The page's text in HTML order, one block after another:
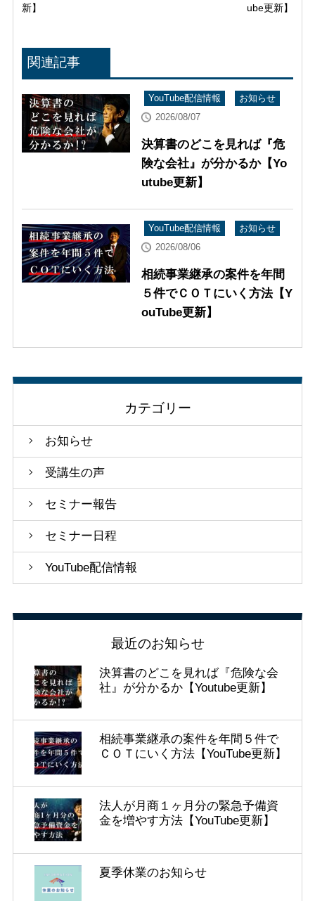
新】
ube更新】
関連記事
YouTube配信情報
お知らせ
2026/08/07
決算書のどこを見れば『危
険な会社』が分かるか【Yo
utube更新】
YouTube配信情報
お知らせ
2026/08/06
相続事業継承の案件を年間
５件でＣＯＴにいく方法【Y
ouTube更新】
カテゴリー
お知らせ
受講生の声
セミナー報告
セミナー日程
YouTube配信情報
最近のお知らせ
決算書のどこを見れば『危険な会
社』が分かるか【Youtube更新】
相続事業継承の案件を年間５件で
ＣＯＴにいく方法【YouTube更新】
法人が月商１ヶ月分の緊急予備資
金を増やす方法【YouTube更新】
夏季休業のお知らせ